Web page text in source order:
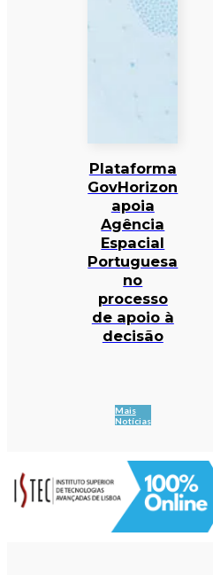
Plataforma
GovHorizon
apoia
Agência
Espacial
Portuguesa
no
processo
de apoio à
decisão
Mais
Notícias